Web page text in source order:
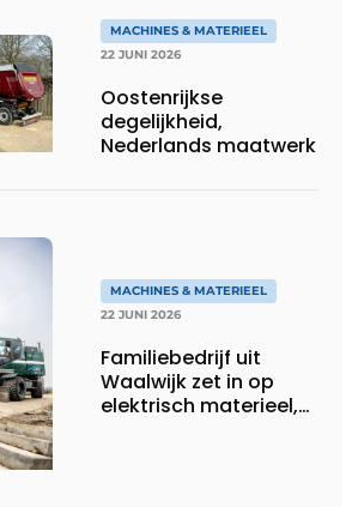
MACHINES & MATERIEEL
22 JUNI 2026
Oostenrijkse
degelijkheid,
Nederlands maatwerk
MACHINES & MATERIEEL
22 JUNI 2026
Familiebedrijf uit
Waalwijk zet in op
elektrisch materieel,